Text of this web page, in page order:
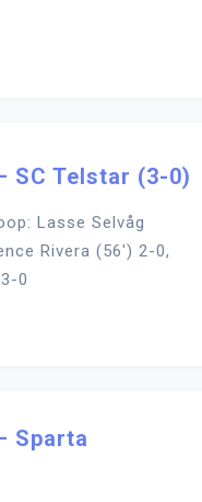
SC Telstar (3-0)
Lasse Selvåg
Rivera (56′) 2-0,
0
Sparta